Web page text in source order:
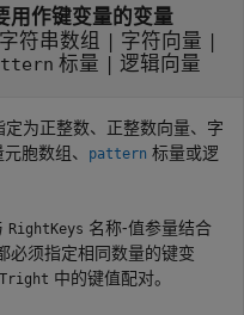
用作键变量的变量
字符串数组 | 字符向量 |
标量 | 逻辑向量
为正整数、正整数向量、字
胞数组、
pattern 标量或逻
RightKeys 名称-值参量结合
必须指定相同数量的键变
Tright 中的键值配对。